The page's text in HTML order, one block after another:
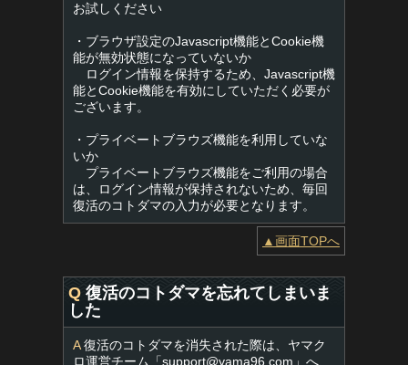
お試しください
・ブラウザ設定のJavascript機能とCookie機
能が無効状態になっていないか
ログイン情報を保持するため、Javascript機
能とCookie機能を有効にしていただく必要が
ございます。
・プライベートブラウズ機能を利用していな
いか
プライベートブラウズ機能をご利用の場合
は、ログイン情報が保持されないため、毎回
復活のコトダマの入力が必要となります。
▲画面TOPへ
Q 復活のコトダマを忘れてしまいま
した
A復活のコトダマを消失された際は、ヤマク
ロ運営チーム「support@yama96.com 」へ、